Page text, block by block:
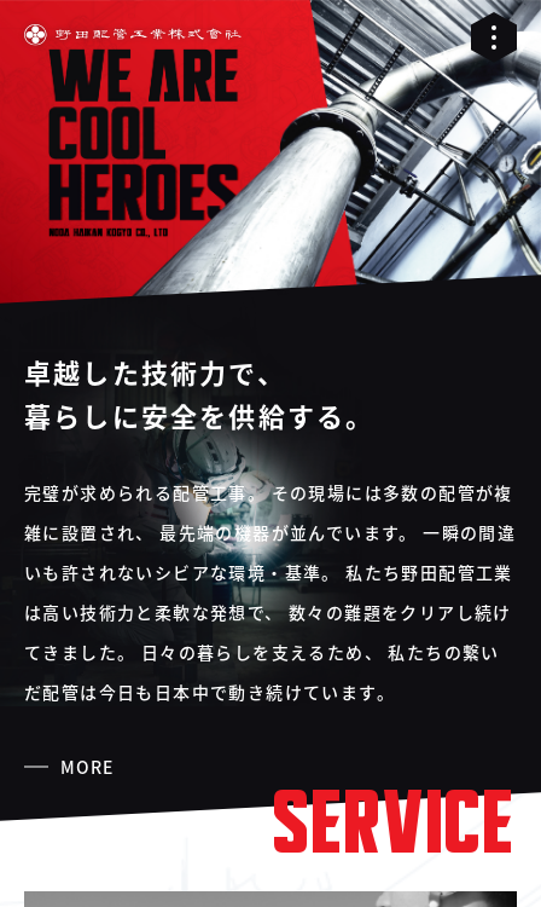
01
02 配管工事
03 RELIVE
04 中古車買取販売テンペスト
05 NOJ岡山店
卓越した技術力で、
暮らしに安全を供給する。
完璧が求められる配管工事。その現場には多数の配管が複
雑に設置され、
最先端の機器が並んでいます。
一瞬の間違
いも許されないシビアな環境・基準。
私たち野田配管工業
は高い技術力と柔軟な発想で、数々の難題をクリアし続け
てきました。
日々の暮らしを支えるため、
私たちの繋い
だ配管は今日も日本中で動き続けています。
MORE
SERVICE